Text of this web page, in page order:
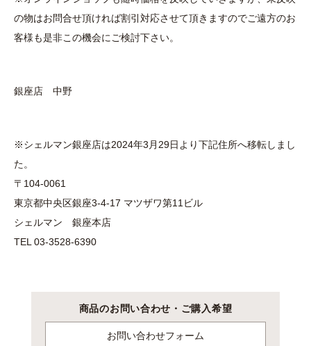
の物はお問合せ頂ければ割引対応させて頂きますのでご遠方のお
客様も是非この機会にご検討下さい。
銀座店 中野
※シェルマン銀座店は2024年3月29日より下記住所へ移転しまし
た。
〒104-0061
東京都中央区銀座3-4-17 マツザワ第11ビル
シェルマン 銀座本店
TEL 03-3528-6390
商品のお問い合わせ・ご購入希望
お問い合わせフォーム